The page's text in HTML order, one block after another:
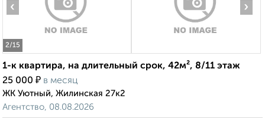
2/15
‹ ›
1-к квартира, на длительный срок, 42м², 8/11 этаж
25 000 ₽ в месяц
ЖК Уютный, Жилинская 27к2
Агентство, 08.08.2026